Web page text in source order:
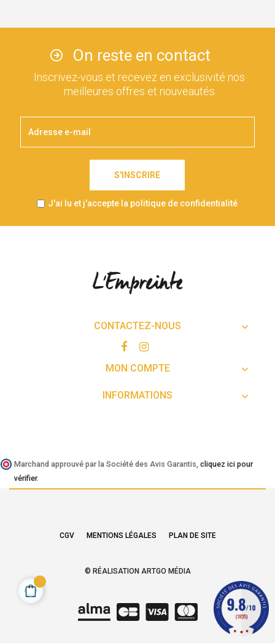
On reste en contact
Inscrivez-vous et recevez en exclusivité nos
meilleures offres et nouveautés
S'INSCRIRE
J'ai lu et j'accepte la politique de confidentialité
CONTACTEZ-NOUS 
MON COMPTE 
INFORMATIONS 
Marchand approuvé par la Société des Avis Garantis, cliquez ici pour
vérifier.
CGV MENTIONS LÉGALES PLAN DE SITE
© RÉALISATION ARTGO MÉDIA